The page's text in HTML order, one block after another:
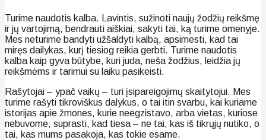
Turime naudotis kalba. Lavintis, sužinoti naujų žodžių reikšmę
ir jų vartojimą, bendrauti aiškiai, sakyti tai, ką turime omenyje.
Mes neturime bandyti užšaldyti kalbą, apsimesti, kad tai
miręs dailykas, kurį tiesiog reikia gerbti. Turime naudotis
kalba kaip gyva būtybe, kuri juda, neša žodžius, leidžia jų
reikšmėms ir tarimui su laiku pasikeisti.
Rašytojai – ypač vaikų – turi įsipareigojimų skaitytojui. Mes
turime rašyti tikroviškus dalykus, o tai itin svarbu, kai kuriame
istorijas apie žmones, kurie neegzistavo, arba vietas, kuriose
nebuvome, suprasti, kad tiesa – ne tai, kas iš tikrųjų nutiko, o
tai, kas mums pasakoja, kas tokie esame.